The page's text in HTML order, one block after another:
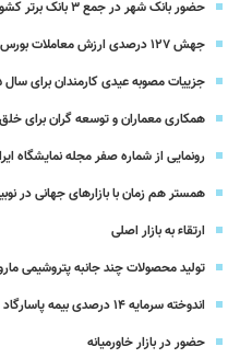
حضور بانک شهر در جمع ۳ بانک برتر کشور از نظر بازده حقوق صاحبان سهام
جهش ۱۲۷ درصدی ارزش معاملات بورس انرژی ایران
جزییات مصوبه عیدی کارمندان برای سال 1405 اعلام شد
همکاری معماران و توسعه گران برای
رونمایی از شماره صفر مجله نمایشگاه
همستر هم زمان با بازارهای جهانی در
ارتقاء به بازار اصلی
تولید محصولات چند جانبه پتروشیمی
اندوخته سرمایه 14 درصدی بیمه پاسارگاد
حضور در بازار خاورمیانه